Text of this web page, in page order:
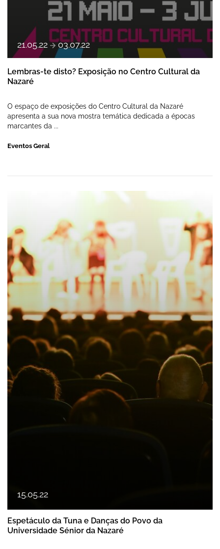
21.05.22 a 03.07.22
Lembras-te disto? Exposição no Centro Cultural da
Nazaré
O espaço de exposições do Centro Cultural da Nazaré
apresenta a sua nova mostra temática dedicada a épocas
marcantes da ...
Eventos Geral
Espetáculo da Tuna e Danças do Povo
15.05.22
Espetáculo da Tuna e Danças do Povo da
Universidade Sénior da Nazaré